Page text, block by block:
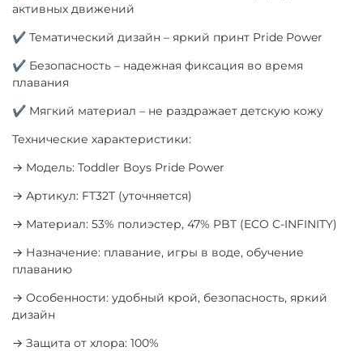
активных движений
✔ Тематический дизайн – яркий принт Pride Power
✔ Безопасность – надежная фиксация во время
плавания
✔ Мягкий материал – не раздражает детскую кожу
Технические характеристики:
→ Модель: Toddler Boys Pride Power
→ Артикул: FT32T (уточняется)
→ Материал: 53% полиэстер, 47% PBT (ECO C-INFINITY)
→ Назначение: плавание, игры в воде, обучение
плаванию
→ Особенности: удобный крой, безопасность, яркий
дизайн
→ Защита от хлора: 100%